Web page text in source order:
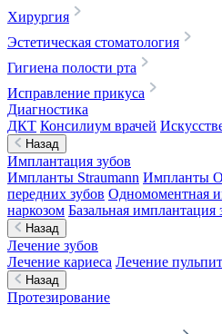
Хирургия
Эстетическая стоматология
Гигиена полости рта
Исправление прикуса
Диагностика
ДКТ Консилиум врачей
Назад
Имплантация зубов
Импланты Straumann Импланты
передних зубов Одномоментная
наркозом Базальная имплантация
Назад
Лечение зубов
Лечение кариеса Лечение
Назад
Протезирование